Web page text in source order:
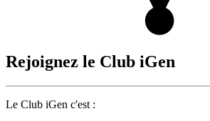
Rejoignez le Club iGen
Le Club iGen c'est :